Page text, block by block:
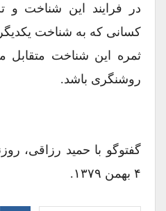
در فرایند این شناخت و
کسانى که به شناخت یکدیگر
ثمره این شناخت متقابل
روشنگرى باشد.